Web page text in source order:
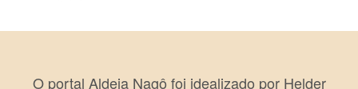
O portal Aldeia Nagô foi idealizado por Helder